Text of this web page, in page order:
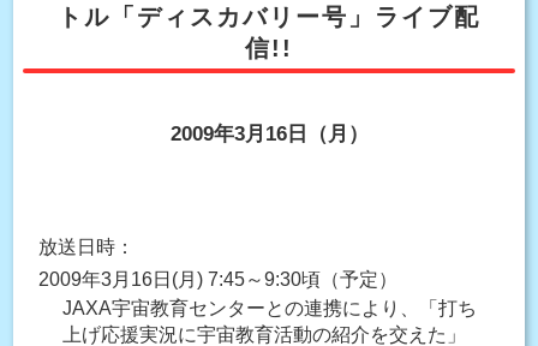
トル「ディスカバリー号」ライブ配
信!!
2009年3月16日（月）
放送日時：
2009年3月16日(月) 7:45～9:30頃（予定）
JAXA宇宙教育センターとの連携により、「打ち
上げ応援実況に宇宙教育活動の紹介を交えた」